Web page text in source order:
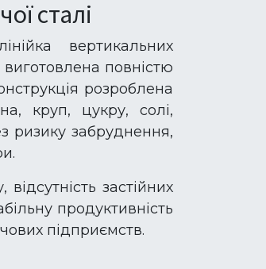
сталі
вертикальних
повністю
розроблена
круп, цукру, солі,
ризику забруднення,
застійних
продуктивність
підприємств.